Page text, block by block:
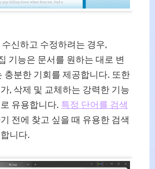
신하고 수정하려는 경우,
기능은 문서를 원하는 대로 변
충분한 기회를 제공합니다. 또한
, 삭제 및 교체하는 강력한 기능
유용합니다. 특정 단어를 검색
전에 찾고 싶을 때 유용한 검색
니다.